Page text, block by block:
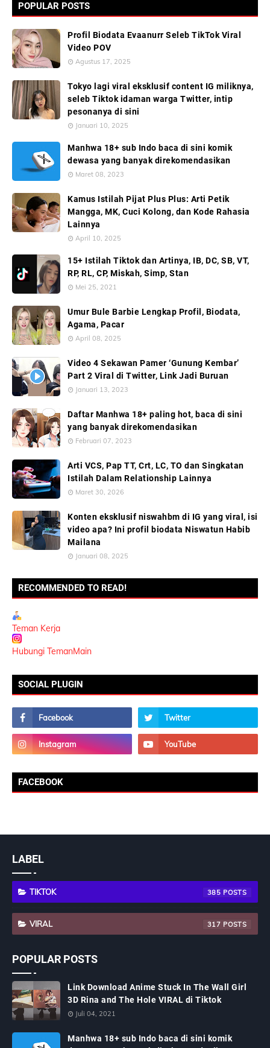
POPULAR POSTS
Profil Biodata Evaanurr Seleb TikTok Viral
Video POV
Agustus 17, 2025
Tokyo lagi viral eksklusif content IG miliknya,
seleb Tiktok idaman warga Twitter, intip
pesonanya di sini
Januari 10, 2025
Manhwa 18+ sub Indo baca di sini komik
dewasa yang banyak direkomendasikan
Maret 08, 2023
Kamus Istilah Pijat Plus Plus: Arti Petik
Mangga, MK, Cuci Kolong, dan Kode Rahasia
Lainnya
April 10, 2025
15+ Istilah Tiktok dan Artinya, IB, DC, SB, VT,
RP, RL, CP, Miskah, Simp, Stan
Mei 25, 2021
Umur Bule Barbie Lengkap Profil, Biodata,
Agama, Pacar
April 08, 2025
Video 4 Sekawan Pamer ‘Gunung Kembar’
Part 2 Viral di Twitter, Link Jadi Buruan
Januari 13, 2023
Daftar Manhwa 18+ paling hot, baca di sini
yang banyak direkomendasikan
Februari 07, 2023
Arti VCS, Pap TT, Crt, LC, TO dan Singkatan
Istilah Dalam Relationship Lainnya
Maret 30, 2026
Konten eksklusif niswahbm di IG yang viral, isi
video apa? Ini profil biodata Niswatun Habib
Mailana
Januari 08, 2025
RECOMMENDED TO READ!
Teman Kerja
Hubungi TemanMain
SOCIAL PLUGIN
FACEBOOK
LABEL
TIKTOK 385
VIRAL 317
POPULAR POSTS
Link Download Anime Stuck In The Wall Girl
3D Rina and The Hole VIRAL di Tiktok
Juli 04, 2021
Manhwa 18+ sub Indo baca di sini komik